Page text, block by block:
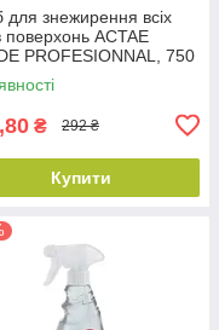
для знежирення всіх
поверхонь ACTAE
PROFESIONNAL, 750
₴ 292 ₴
Купити